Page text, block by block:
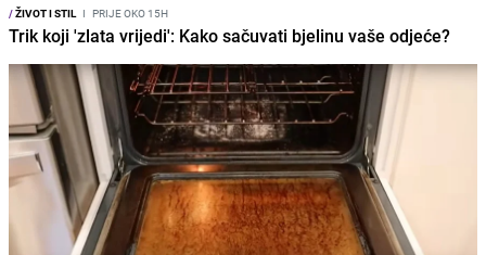
/ŽIVOT I STIL I PRIJE OKO 15H
Trik koji 'zlata vrijedi': Kako sačuvati bjelinu vaše odjeće?